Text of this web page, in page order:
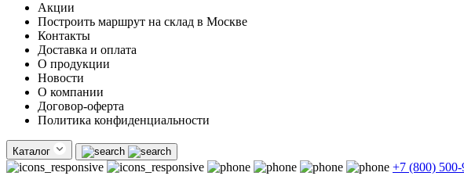
Акции
Построить маршрут на склад в Москве
Контакты
Доставка и оплата
О продукции
Новости
О компании
Договор-оферта
Политика конфиденциальности
Каталог
+7 (800)